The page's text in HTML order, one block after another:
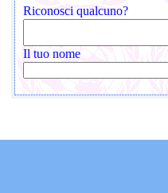
Riconosci qualcuno?
Il tuo nome